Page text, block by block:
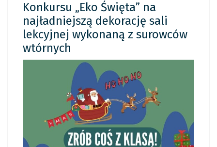
Konkursu „Eko Święta” na
najładniejszą dekorację sali
lekcyjnej wykonaną z surowców
wtórnych